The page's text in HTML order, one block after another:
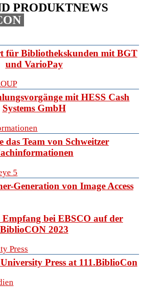
PRODUKTNEWS
für Bibliothekskunden mit BGT
und VarioPay
mit HESS Cash
Systems GmbH
das Team von Schweitzer
5
Generation von Image Access
bei EBSCO auf der
BiblioCON 2023
Press
Press at 111.BiblioCon